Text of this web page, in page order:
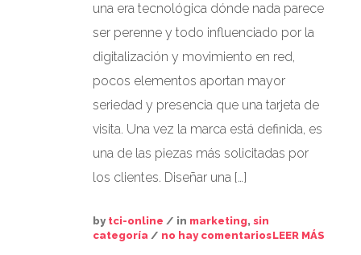
una era tecnológica dónde nada parece
ser perenne y todo influenciado por la
digitalización y movimiento en red,
pocos elementos aportan mayor
seriedad y presencia que una tarjeta de
visita. Una vez la marca está definida, es
una de las piezas más solicitadas por
los clientes. Diseñar una […]
by tci-online / in marketing,sin
categoría / no hay comentariosLEER MÁS